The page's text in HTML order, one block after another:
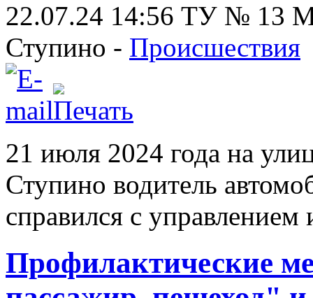
22.07.24 14:56 ТУ № 13
Ступино - Происшествия
21 июля 2024 года на
Ступино водитель
справился с
Профилактические